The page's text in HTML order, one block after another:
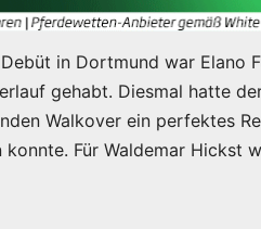
in Dortmund war Elano
gehabt. Diesmal hatte
Walkover ein perfektes
konnte. Für Waldemar Hickst